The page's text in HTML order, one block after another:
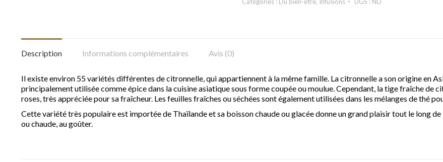
Description Informations complémentaires Avis (0)
Il existe environ 55 variétés différentes de citronnelle, qui appartiennent à la même famille. La citronnelle a son origine en
principalement utilisée comme épice dans la cuisine asiatique sous forme coupée ou moulue. Cependant, la tige fraîche de
roses, très appréciée pour sa fraîcheur. Les feuilles fraîches ou séchées sont également utilisées dans les mélanges de thé
Cette variété très populaire est importée de Thaïlande et sa boisson chaude ou glacée donne un grand plaisir tout le long
ou chaude, au goûter.